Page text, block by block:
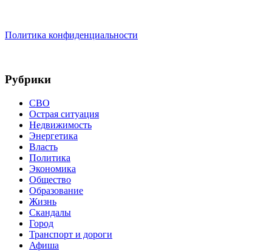
Политика конфиденциальности
Рубрики
СВО
Острая ситуация
Недвижимость
Энергетика
Власть
Политика
Экономика
Общество
Образование
Жизнь
Скандалы
Город
Транспорт и дороги
Афиша